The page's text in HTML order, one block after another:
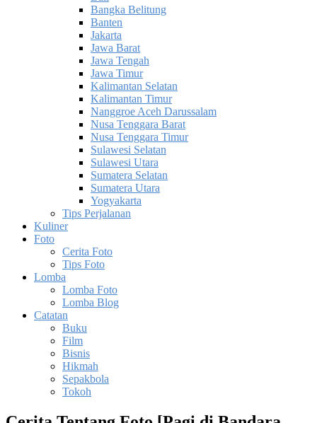
Bangka Belitung
Banten
Jakarta
Jawa Barat
Jawa Tengah
Jawa Timur
Kalimantan Selatan
Kalimantan Timur
Nanggroe Aceh Darussalam
Nusa Tenggara Barat
Nusa Tenggara Timur
Sulawesi Selatan
Sulawesi Utara
Sumatera Selatan
Sumatera Utara
Yogyakarta
Tips Perjalanan
Kuliner
Foto
Cerita Foto
Tips Foto
Lomba
Lomba Foto
Lomba Blog
Catatan
Buku
Film
Bisnis
Hikmah
Sepakbola
Tokoh